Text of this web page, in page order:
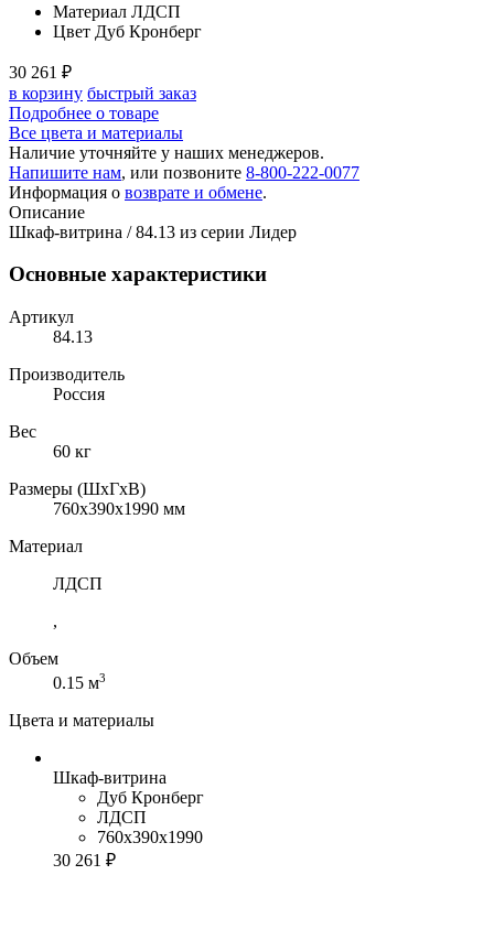
Материал ЛДСП
Цвет Дуб Кронберг
30 261 ₽
в корзину быстрый заказ
Подробнее о товаре
Все цвета и материалы
Наличие уточняйте у наших менеджеров.
Напишите нам, или позвоните 8-800-222-0077
Информация о возврате и обмене.
Описание
Шкаф-витрина / 84.13 из серии Лидер
Основные характеристики
Артикул
84.13
Производитель
Россия
Вес
60 кг
Размеры (ШхГхВ)
760x390x1990 мм
Материал
ЛДСП
,
Объем
0.15 м3
Цвета и материалы
Шкаф-витрина
Дуб Кронберг
ЛДСП
760x390x1990
30 261 ₽